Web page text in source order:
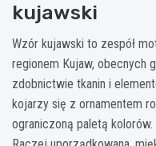
kujawski
Wzór kujawski to zespół
regionem Kujaw, obecnych
zdobnictwie tkanin i
kojarzy się z ornamentem
ograniczoną paletą